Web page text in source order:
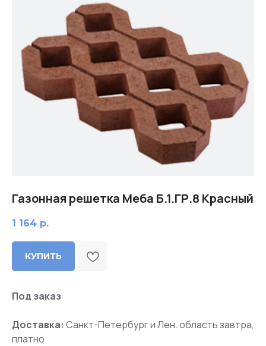
Газонная решетка Меба Б.1.ГР.8 Красный
1 164 р.
КУПИТЬ
Под заказ
Доставка: Санкт-Петербург и Лен. область завтра,
платно